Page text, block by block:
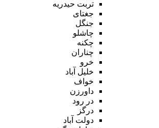
تربت حیدریه
جغتای
جنگل
چاشلو
چکنه
چناران
خرو
خلیل آباد
خواف
داورزن
در رود
درگز
دولت آباد